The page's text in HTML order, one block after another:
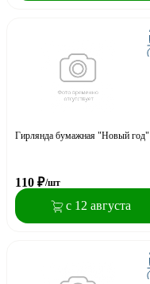
Гирлянда бумажная "Новый год"
110 ₽/шт
с 12 августа